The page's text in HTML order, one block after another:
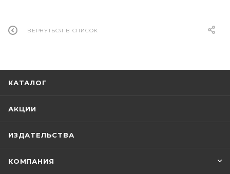
ВЕРНУТЬСЯ В СПИСОК
КАТАЛОГ
АКЦИИ
ИЗДАТЕЛЬСТВА
КОМПАНИЯ